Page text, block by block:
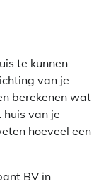
te kunnen
van je
berekenen wat
van je
hoeveel een
BV in